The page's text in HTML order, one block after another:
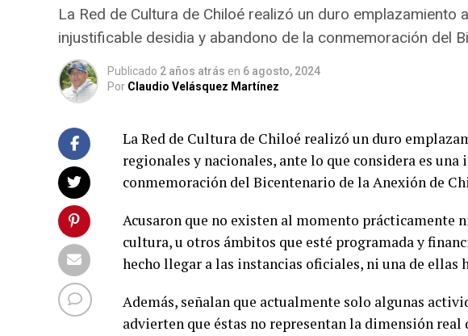
La Red de Cultura de Chiloé realizó un duro
injustificable desidia y abandono de la conmemoración del
Publicado 2 años atrás en 6 agosto, 2024
Por Claudio Velásquez Martínez
La Red de Cultura de Chiloé realizó un duro
regionales y nacionales, ante lo que considera es
conmemoración del Bicentenario de la Anexión de
Acusaron que no existen al momento prácticamente
cultura, u otros ámbitos que esté programada y
hecho llegar a las instancias oficiales, ni una de ellas
Además, señalan que actualmente solo algunas
advierten que éstas no representan la dimensión